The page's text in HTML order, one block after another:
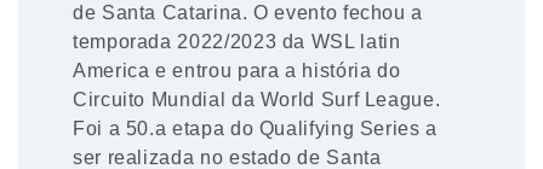
de Santa Catarina. O evento fechou a
temporada 2022/2023 da WSL latin
America e entrou para a história do
Circuito Mundial da World Surf League.
Foi a 50.a etapa do Qualifying Series a
ser realizada no estado de Santa